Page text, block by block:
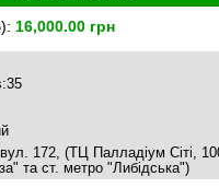
16,000.00 грн
35
172, (ТЦ Палладіум Сіті,
та ст. метро "Либідська")